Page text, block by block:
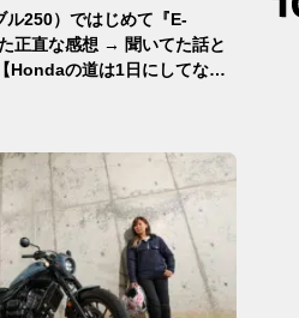
ル250）ではじめて『E-
正直な感想 → 聞いてた話と
の道は1日にしてなら
前編】